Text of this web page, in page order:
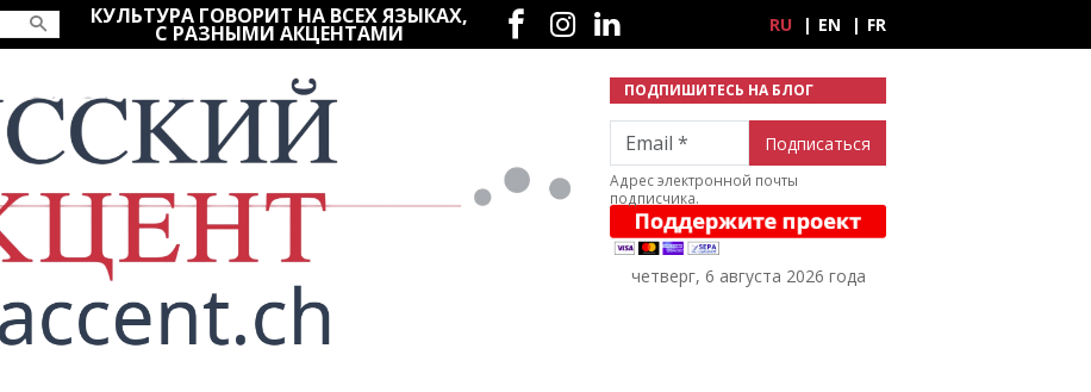
КУЛЬТУРА ГОВОРИТ НА ВСЕХ ЯЗЫКАХ,
С РАЗНЫМИ АКЦЕНТАМИ
Социальные сети
RU EN FR
ПОДПИШИТЕСЬ НА БЛОГ
Email
Адрес электронной почты
подписчика.
четверг, 6 августа 2026 года